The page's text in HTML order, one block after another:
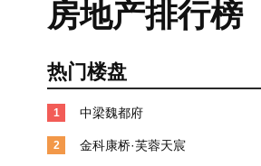
房地产排行榜
热门楼盘
1 中梁魏都府
2 金科康桥·芙蓉天宸